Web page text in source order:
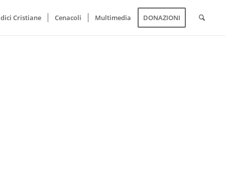
Cristiane Cenacoli Multimedia DONAZIONI